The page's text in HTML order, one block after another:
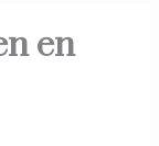
en